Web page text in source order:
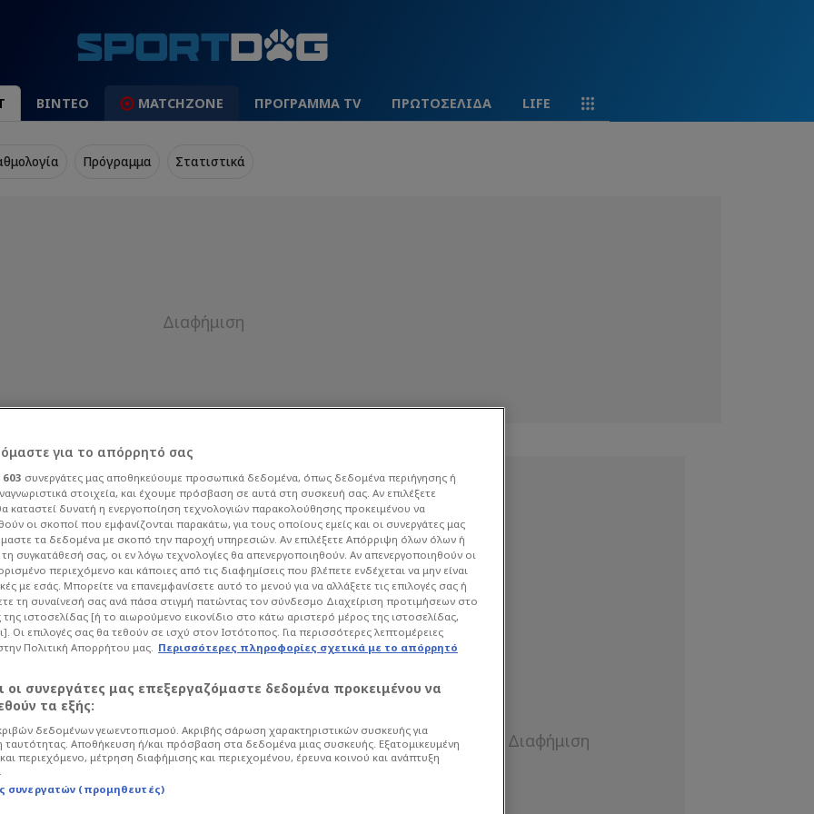
ΒΙΝΤΕΟ MATCHZONE ΠΡΟΓΡΑΜΜΑ TV ΠΡΩΤΟΣΕΛΙΔΑ LIFE
Πρόγραμμα Στατιστικά
αυτόπτης
του
Μπάσκετ Euroleague
τον Παναθηναϊκό δεν ήταν απλώς
είχε ενδιαφέρον και από πρώην
για το απόρρητό σας
603 συνεργάτες μας αποθηκεύουμε προσωπικά δεδομένα, όπως δεδομένα περιήγησης ή
στοιχεία, και έχουμε πρόσβαση σε αυτά στη συσκευή σας. Αν επιλέξετε
καταστεί δυνατή η ενεργοποίηση τεχνολογιών παρακολούθησης προκειμένου να
οι σκοποί που εμφανίζονται παρακάτω, για τους οποίους εμείς και οι συνεργάτες μας
τα δεδομένα με σκοπό την παροχή υπηρεσιών. Αν επιλέξετε Απόρριψη όλων όλων ή
συγκατάθεσή σας, οι εν λόγω τεχνολογίες θα απενεργοποιηθούν. Αν απενεργοποιηθούν οι
περιεχόμενο και κάποιες από τις διαφημίσεις που βλέπετε ενδέχεται να μην είναι
με εσάς. Μπορείτε να επανεμφανίσετε αυτό το μενού για να αλλάξετε τις επιλογές σας ή
τη συναίνεσή σας ανά πάσα στιγμή πατώντας τον σύνδεσμο Διαχείριση προτιμήσεων στο
ιστοσελίδας [ή το αιωρούμενο εικονίδιο στο κάτω αριστερό μέρος της ιστοσελίδας,
Οι επιλογές σας θα τεθούν σε ισχύ στον Ιστότοπος. Για περισσότερες λεπτομέρειες
Πολιτική Απορρήτου μας. Περισσότερες πληροφορίες σχετικά με το απόρρητό
οι συνεργάτες μας επεξεργαζόμαστε δεδομένα προκειμένου να
τα εξής:
δεδομένων γεωεντοπισμού. Ακριβής σάρωση χαρακτηριστικών συσκευής για
ταυτότητας. Αποθήκευση ή/και πρόσβαση στα δεδομένα μιας συσκευής. Εξατομικευμένη
περιεχόμενο, μέτρηση διαφήμισης και περιεχομένου, έρευνα κοινού και ανάπτυξη
συνεργατών (προμηθευτές)